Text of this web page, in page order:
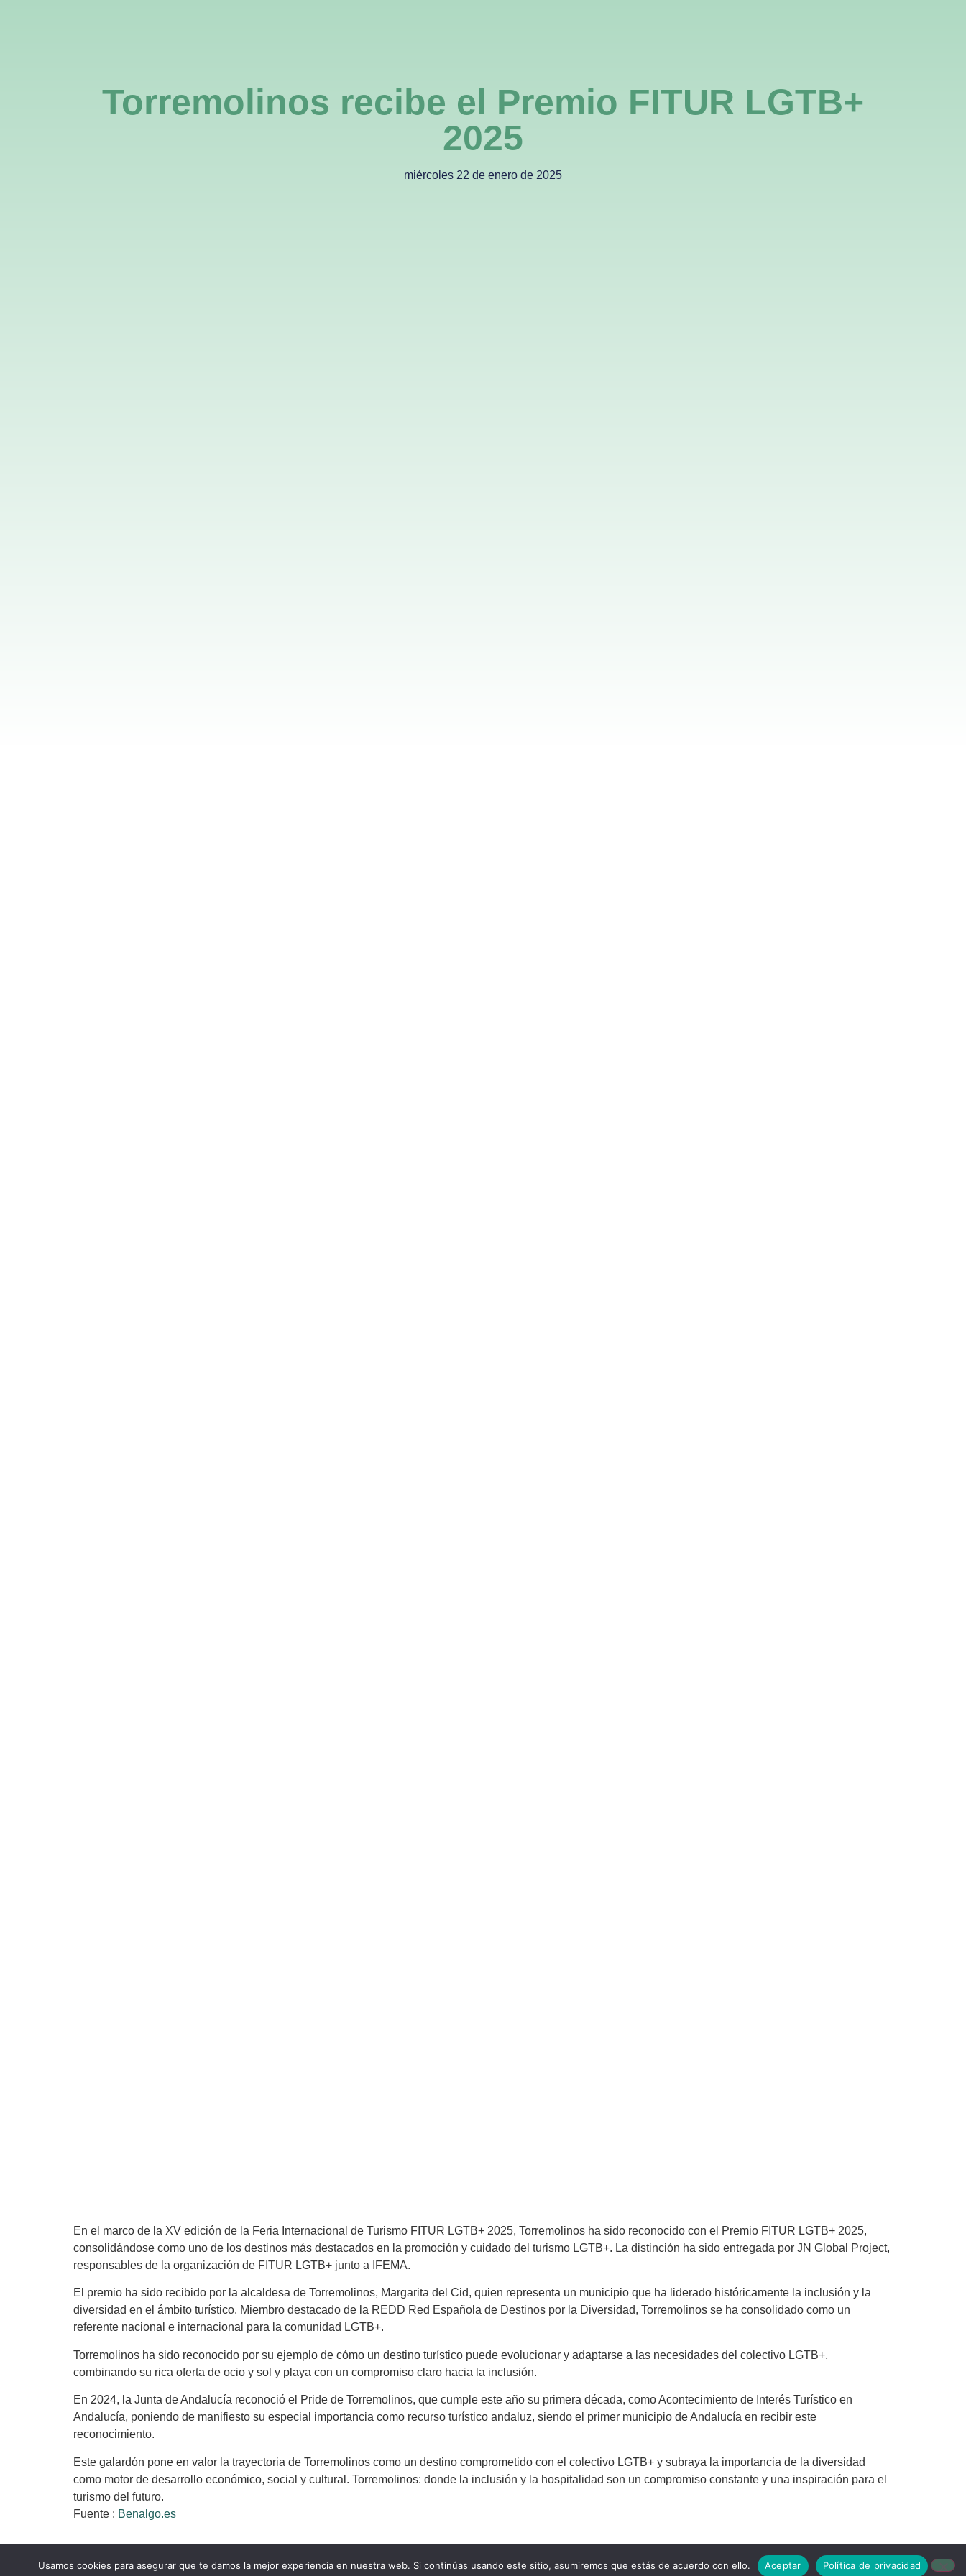
Torremolinos recibe el Premio FITUR LGTB+
2025
miércoles 22 de enero de 2025
En el marco de la XV edición de la Feria Internacional de Turismo FITUR LGTB+ 2025, Torremolinos ha sido reconocido con el Premio FITUR LGTB+ 2025,
consolidándose como uno de los destinos más destacados en la promoción y cuidado del turismo LGTB+. La distinción ha sido entregada por JN Global Project,
responsables de la organización de FITUR LGTB+ junto a IFEMA.
El premio ha sido recibido por la alcaldesa de Torremolinos, Margarita del Cid, quien representa un municipio que ha liderado históricamente la inclusión y la
diversidad en el ámbito turístico. Miembro destacado de la REDD Red Española de Destinos por la Diversidad, Torremolinos se ha consolidado como un
referente nacional e internacional para la comunidad LGTB+.
Torremolinos ha sido reconocido por su ejemplo de cómo un destino turístico puede evolucionar y adaptarse a las necesidades del colectivo LGTB+,
combinando su rica oferta de ocio y sol y playa con un compromiso claro hacia la inclusión.
En 2024, la Junta de Andalucía reconoció el Pride de Torremolinos, que cumple este año su primera década, como Acontecimiento de Interés Turístico en
Andalucía, poniendo de manifiesto su especial importancia como recurso turístico andaluz, siendo el primer municipio de Andalucía en recibir este
reconocimiento.
Este galardón pone en valor la trayectoria de Torremolinos como un destino comprometido con el colectivo LGTB+ y subraya la importancia de la diversidad
como motor de desarrollo económico, social y cultural. Torremolinos: donde la inclusión y la hospitalidad son un compromiso constante y una inspiración para el
turismo del futuro.
Fuente : Benalgo.es
Comparte la noticia:
Usamos cookies para asegurar que te damos la mejor experiencia en nuestra web. Si continúas usando este sitio, asumiremos que estás de acuerdo con ello. Aceptar Política de privacidad